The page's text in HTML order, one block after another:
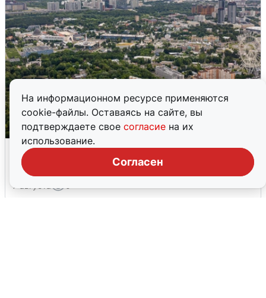
На информационном ресурсе применяются
cookie-файлы. Оставаясь на сайте, вы
подтверждаете свое согласие на их
использование.
Согласен
Москвичи услышали грохот, похожий
на взрыв
7 августа